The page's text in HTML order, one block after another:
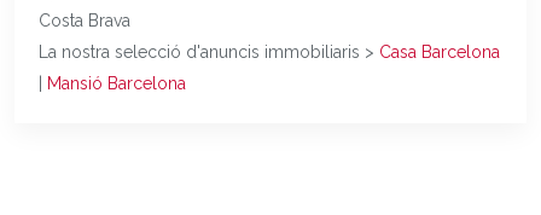
Costa Brava
La nostra selecció d'anuncis immobiliaris > Casa Barcelona
| Mansió Barcelona